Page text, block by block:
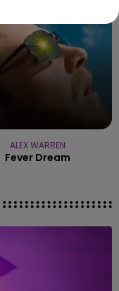
ALEX WARREN
Fever Dream